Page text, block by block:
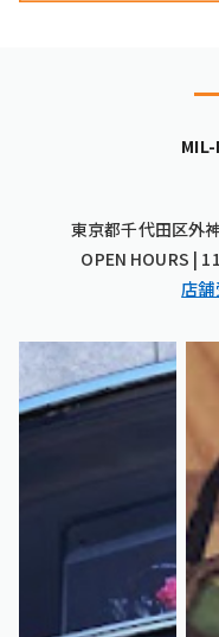
東京都千代田区外
OPEN HOURS |
店